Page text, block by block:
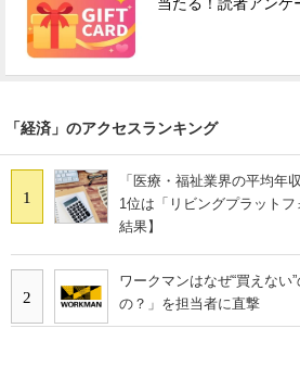
当たる！読者アンケ
「経済」のアクセスランキング
1
「医療・福祉業界の平均
1位は「リビングプラット
結果】
2
ワークマンはなぜ“買えな
の？」を担当者に直撃